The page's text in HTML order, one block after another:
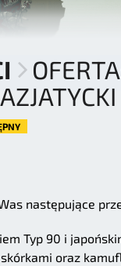
następujące
Typ 90 i
oraz